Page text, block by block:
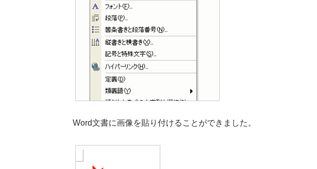
Word文書に画像を貼り付けることができました。